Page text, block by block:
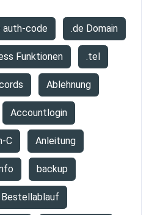
auth-code .de Domain
Funktionen .tel
Ablehnung
Accountlogin
C Anleitung
backup
Bestellablauf